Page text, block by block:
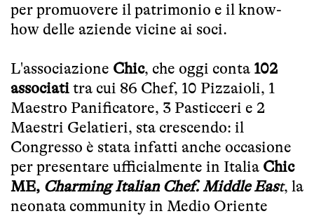
per promuovere il patrimonio e il know-
how delle aziende vicine ai soci.
L'associazione Chic, che oggi conta 102
associati tra cui 86 Chef, 10 Pizzaioli, 1
Maestro Panificatore, 3 Pasticceri e 2
Maestri Gelatieri, sta crescendo: il
Congresso è stata infatti anche occasione
per presentare ufficialmente in Italia Chic
ME, Charming Italian Chef. Middle East, la
neonata community in Medio Oriente